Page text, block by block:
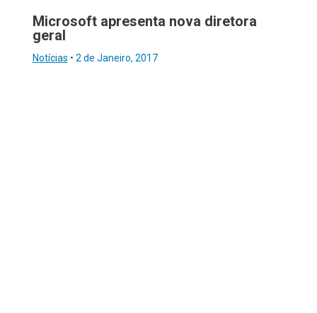
Microsoft apresenta nova diretora
geral
Notícias • 2 de Janeiro, 2017